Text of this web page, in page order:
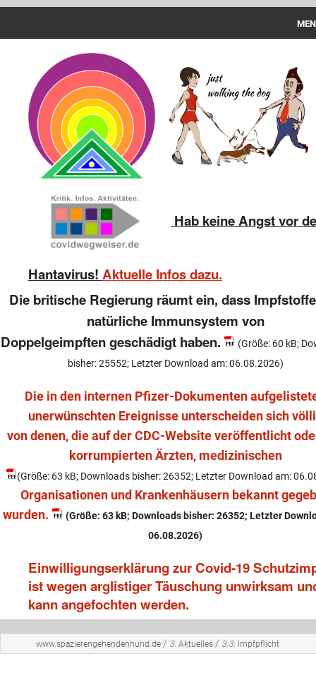
PCR-Test
Aktuelles
Impfstoff
Geschädigte
Strafanzeige
Haftungsübernahme
Download
Hab keine Angst vor
Hantavirus! Aktuelle Infos dazu.
Die britische Regierung räumt ein, dass
natürliche Immunsystem von
Doppelgeimpften geschädigt haben.
(Größe: 60 kB;
bisher: 25552; Letzter Download am: 06.08.2026)
Die in den internen Pfizer-Dokumenten
unerwünschten Ereignisse unterscheiden sich
von denen, die auf der CDC-Website veröffentlicht
korrumpierten Ärzten, medizinischen
(Größe: 63 kB; Downloads bisher: 26352; Letzter Download am:
Organisationen und Krankenhäusern bekannt
wurden.
(Größe: 63 kB; Downloads bisher: 26352; Letzter
06.08.2026)
Einwilligungserklärung zur Covid-19
ist wegen arglistiger Täuschung unwirksam
kann angefochten werden.
www.spazierengehendenhund.de / 3: Aktuelles / 3.3: Impfpflicht